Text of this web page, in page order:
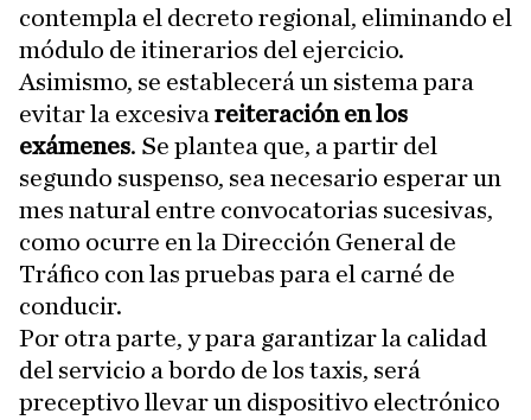
contempla el decreto regional, eliminando el
módulo de itinerarios del ejercicio.
Asimismo, se establecerá un sistema para
evitar la excesiva reiteración en los
exámenes. Se plantea que, a partir del
segundo suspenso, sea necesario esperar un
mes natural entre convocatorias sucesivas,
como ocurre en la Dirección General de
Tráfico con las pruebas para el carné de
conducir.
Por otra parte, y para garantizar la calidad
del servicio a bordo de los taxis, será
preceptivo llevar un dispositivo electrónico